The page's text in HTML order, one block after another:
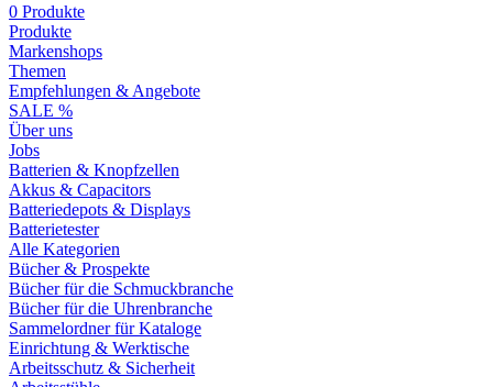
0 Produkte
Produkte
Markenshops
Themen
Empfehlungen & Angebote
SALE %
Über uns
Jobs
Batterien & Knopfzellen
Akkus & Capacitors
Batteriedepots & Displays
Batterietester
Alle Kategorien
Bücher & Prospekte
Bücher für die Schmuckbranche
Bücher für die Uhrenbranche
Sammelordner für Kataloge
Einrichtung & Werktische
Arbeitsschutz & Sicherheit